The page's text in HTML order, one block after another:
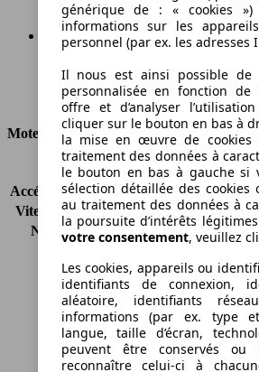
Ø 14.2 l/100km
Consommation
Moteur et Puissance
KW (CH)
463 kW (630
Accélération (0-100 km/h) 4.2s
Vitesse maximale (km/h)
250 km/h
Nombre de vitesses
7
Cylindrée
5980 ccm
Carburant
Essence
Cylindres
12
Transmission
Boîte
Type de traction
Propulsion
générique de : « cookies
informations sur les
personnel (par ex. les adresses
Il nous est ainsi possible
personnalisée en fonction de
offre et d’analyser
cliquer sur le bouton en bas à
la mise en œuvre de cookies
traitement des données à
le bouton en bas à gauche si
sélection détaillée des
au traitement des données à
la poursuite d’intérêts
votre consentement, veuillez
Les cookies, appareils ou
identifiants de connexion,
aléatoire, identifiants
informations (par ex. type
langue, taille d’écran,
peuvent être conservés
reconnaître celui-ci à